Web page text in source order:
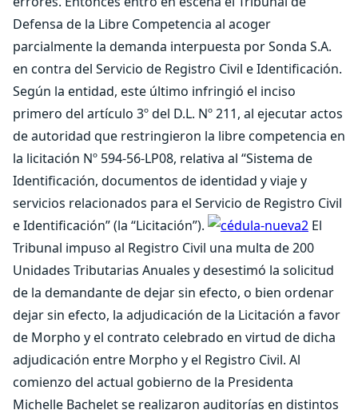
Defensa de la Libre Competencia al acoger
parcialmente la demanda interpuesta por Sonda S.A.
en contra del Servicio de Registro Civil e Identificación.
Según la entidad, este último infringió el inciso
primero del artículo 3º del D.L. Nº 211, al ejecutar actos
de autoridad que restringieron la libre competencia en
la licitación Nº 594-56-LP08, relativa al “Sistema de
Identificación, documentos de identidad y viaje y
servicios relacionados para el Servicio de Registro Civil
e Identificación” (la “Licitación”).
El
Tribunal impuso al Registro Civil una multa de 200
Unidades Tributarias Anuales y desestimó la solicitud
de la demandante de dejar sin efecto, o bien ordenar
dejar sin efecto, la adjudicación de la Licitación a favor
de Morpho y el contrato celebrado en virtud de dicha
adjudicación entre Morpho y el Registro Civil. Al
comienzo del actual gobierno de la Presidenta
Michelle Bachelet se realizaron auditorías en distintos